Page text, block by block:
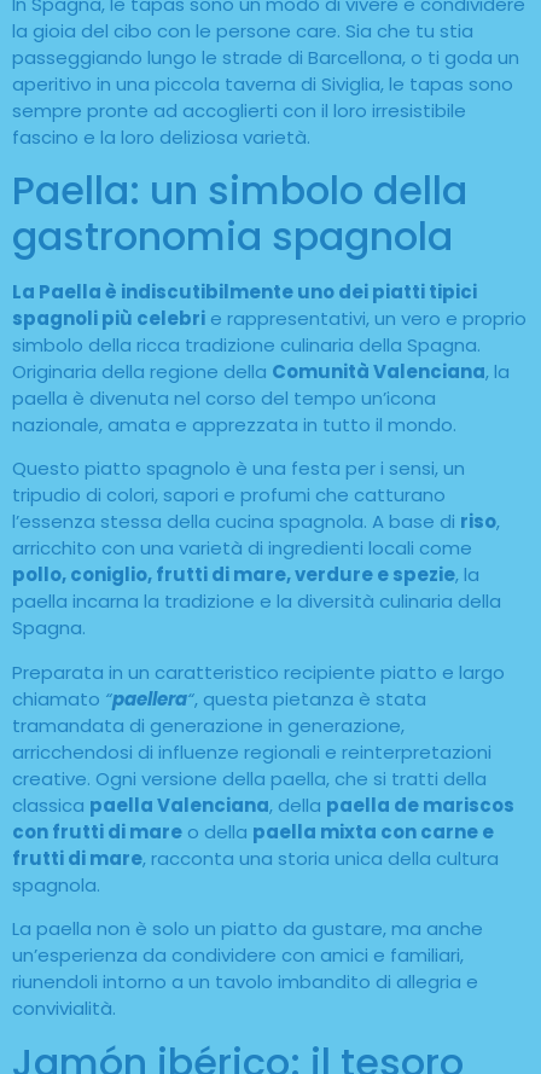
la gioia del cibo con le persone care. Sia che tu stia
passeggiando lungo le strade di Barcellona, o ti goda un
aperitivo in una piccola taverna di Siviglia, le tapas sono
sempre pronte ad accoglierti con il loro irresistibile
fascino e la loro deliziosa varietà.
Paella: un simbolo della
gastronomia spagnola
La Paella è indiscutibilmente uno dei piatti tipici
spagnoli più celebri e rappresentativi, un vero e proprio
simbolo della ricca tradizione culinaria della Spagna.
Originaria della regione della Comunità Valenciana, la
paella è divenuta nel corso del tempo un’icona
nazionale, amata e apprezzata in tutto il mondo.
Questo piatto spagnolo è una festa per i sensi, un
tripudio di colori, sapori e profumi che catturano
l’essenza stessa della cucina spagnola. A base di riso,
arricchito con una varietà di ingredienti locali come
pollo, coniglio, frutti di mare, verdure e spezie, la
paella incarna la tradizione e la diversità culinaria della
Spagna.
Preparata in un caratteristico recipiente piatto e largo
chiamato “paellera“, questa pietanza è stata
tramandata di generazione in generazione,
arricchendosi di influenze regionali e reinterpretazioni
creative. Ogni versione della paella, che si tratti della
classica paella Valenciana, della paella de mariscos
con frutti di mare o della paella mixta con carne e
frutti di mare, racconta una storia unica della cultura
spagnola.
La paella non è solo un piatto da gustare, ma anche
un’esperienza da condividere con amici e familiari,
riunendoli intorno a un tavolo imbandito di allegria e
convivialità.
Jamón ibérico: il tesoro